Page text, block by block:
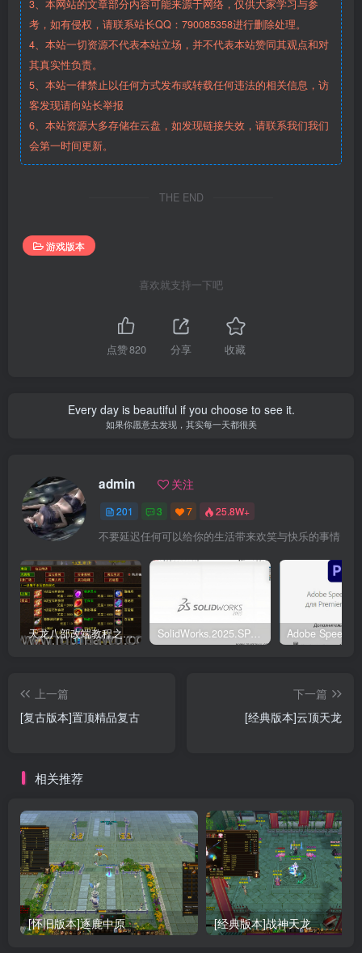
3、本网站的文章部分内容可能来源于网络，仅供大家学习与参
考，如有侵权，请联系站长QQ：790085358进行删除处理。
4、本站一切资源不代表本站立场，并不代表本站赞同其观点和对
其真实性负责。
5、本站一律禁止以任何方式发布或转载任何违法的相关信息，访
客发现请向站长举报
6、本站资源大多存储在云盘，如发现链接失效，请联系我们我们
会第一时间更新。
THE END
游戏版本
喜欢就支持一下吧
点赞820 分享 收藏
Every day is beautiful if you choose to see it.
如果你愿意去发现，其实每一天都很美
admin 关注
201 3 7 25.8W+
不要延迟任何可以给你的生活带来欢笑与快乐的事情
天龙八部改端教程之元宝商店修改 SolidWorks.2025.SP5.0中文破解版
上一篇
[复古版本]置顶精品复古
下一篇
[经典版本]云顶天龙
相关推荐
[怀旧版本]逐鹿中原 [经典版本]战神天龙